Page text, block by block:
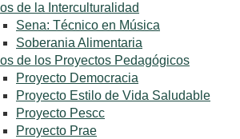
de la Interculturalidad
Sena: Técnico en Música
Soberania Alimentaria
de los Proyectos Pedagógicos
Proyecto Democracia
Proyecto Estilo de Vida Saludable
Proyecto Pescc
Proyecto Prae